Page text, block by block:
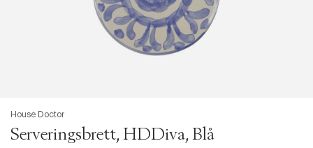
House Doctor
Serveringsbrett, HDDiva, Blå